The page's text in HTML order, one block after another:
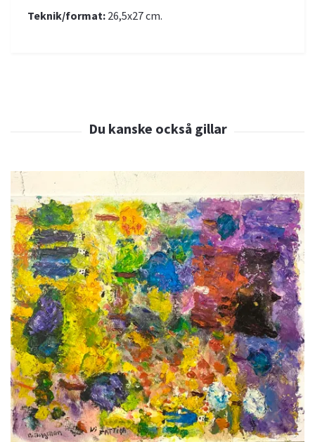
Teknik/format: 26,5x27 cm.